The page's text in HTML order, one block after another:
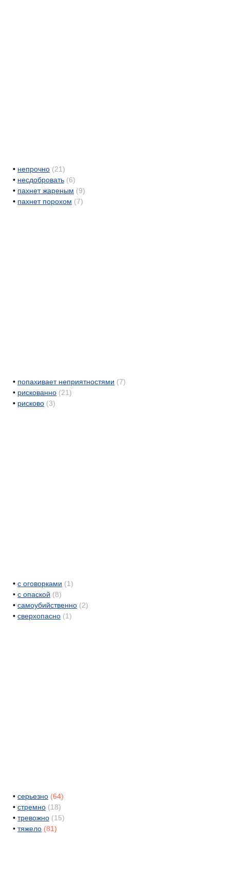
• непрочно (21)
• несдобровать (6)
• пахнет жареным (9)
• пахнет порохом (7)
• попахивает неприятностями (7)
• рискованно (21)
• рисково (3)
• с оговорками (1)
• с опаской (8)
• самоубийственно (2)
• сверхопасно (1)
• серьезно (64)
• стремно (18)
• тревожно (15)
• тяжело (81)